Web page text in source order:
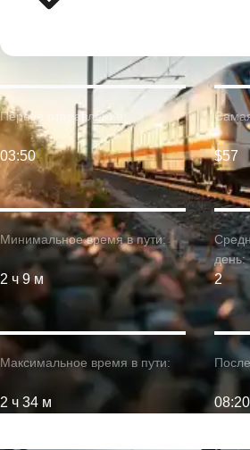
Минимальное время в пути:
2 ч 9 м
Первое отправление:
03:50
Максимальное время в пути:
2 ч 34 м
$57
день:
2
08:20